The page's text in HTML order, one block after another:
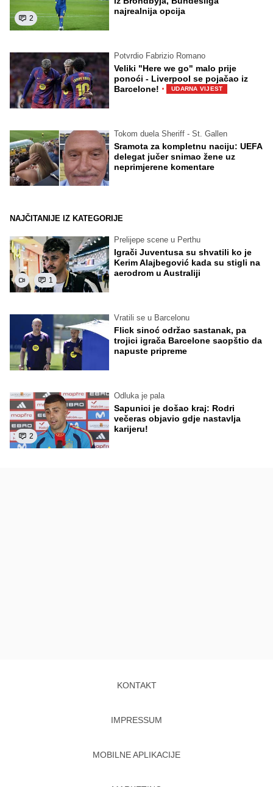
2
najrealnija opcija
Potvrdio Fabrizio Romano
Veliki "Here we go" malo prije
ponoći - Liverpool se pojačao iz
Barcelone! · UDARNA VIJEST
Tokom duela Sheriff - St. Gallen
Sramota za kompletnu naciju: UEFA
delegat jučer snimao žene uz
neprimjerene komentare
NAJČITANIJE IZ KATEGORIJE
1
Prelijepe scene u Perthu
Igrači Juventusa su shvatili ko je
Kerim Alajbegović kada su stigli na
aerodrom u Australiji
Vratili se u Barcelonu
Flick sinoć održao sastanak, pa
trojici igrača Barcelone saopštio da
napuste pripreme
2
Odluka je pala
Sapunici je došao kraj: Rodri
večeras objavio gdje nastavlja
karijeru!
KONTAKT
IMPRESSUM
MOBILNE APLIKACIJE